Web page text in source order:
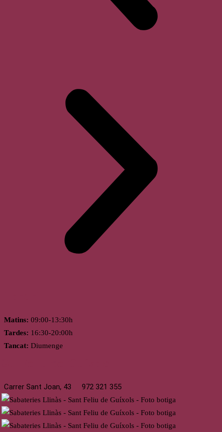
Matins: 09:00-13:30h
Tardes: 16:30-20:00h
Tancat: Diumenge
Carrer Sant Joan, 43 972 321 355